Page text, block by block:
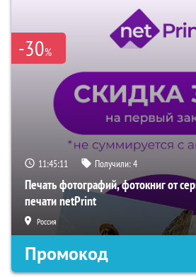
-30%
11:45:10 Получили:4
Печать фотографий, фотокниг от
печати netPrint
Россия
Промокод